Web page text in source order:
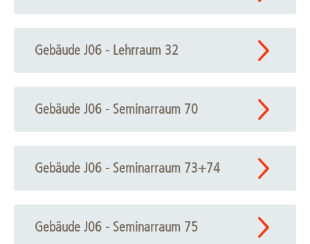
Gebäude J06 - Lehrraum 32
Gebäude J06 - Seminarraum 70
Gebäude J06 - Seminarraum 73+74
Gebäude J06 - Seminarraum 75